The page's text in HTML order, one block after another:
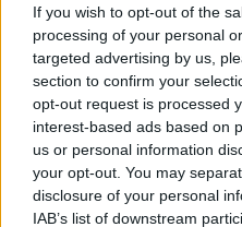
If you wish to opt-out of the
processing of your personal
targeted advertising by us,
section to confirm your
opt-out request is processed
interest-based ads based on
us or personal information
your opt-out. You may
disclosure of your personal
IAB’s list of downstream
MILANO MODA DONNA
La moda
Armani
Lo stilista manda in